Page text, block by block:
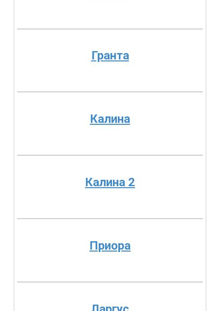
Гранта
Калина
Калина 2
Приора